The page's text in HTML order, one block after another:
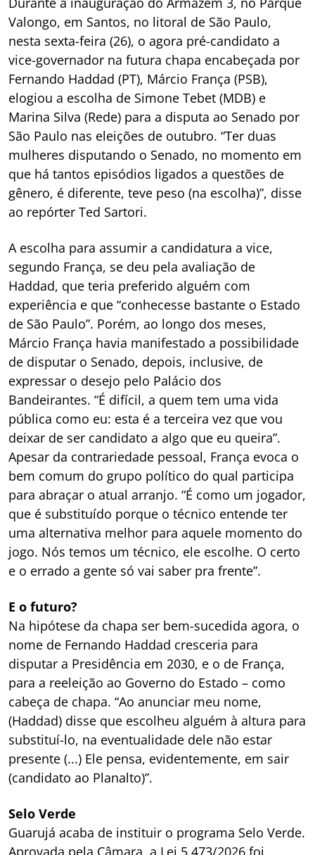
Valongo, em Santos, no litoral de São Paulo,
nesta sexta-feira (26), o agora pré-candidato a
vice-governador na futura chapa encabeçada por
Fernando Haddad (PT), Márcio França (PSB),
elogiou a escolha de Simone Tebet (MDB) e
Marina Silva (Rede) para a disputa ao Senado por
São Paulo nas eleições de outubro. “Ter duas
mulheres disputando o Senado, no momento em
que há tantos episódios ligados a questões de
gênero, é diferente, teve peso (na escolha)”, disse
ao repórter Ted Sartori.
A escolha para assumir a candidatura a vice,
segundo França, se deu pela avaliação de
Haddad, que teria preferido alguém com
experiência e que “conhecesse bastante o Estado
de São Paulo”. Porém, ao longo dos meses,
Márcio França havia manifestado a possibilidade
de disputar o Senado, depois, inclusive, de
expressar o desejo pelo Palácio dos
Bandeirantes. “É difícil, a quem tem uma vida
pública como eu: esta é a terceira vez que vou
deixar de ser candidato a algo que eu queira”.
Apesar da contrariedade pessoal, França evoca o
bem comum do grupo político do qual participa
para abraçar o atual arranjo. “É como um jogador,
que é substituído porque o técnico entende ter
uma alternativa melhor para aquele momento do
jogo. Nós temos um técnico, ele escolhe. O certo
e o errado a gente só vai saber pra frente”.
E o futuro?
Na hipótese da chapa ser bem-sucedida agora, o
nome de Fernando Haddad cresceria para
disputar a Presidência em 2030, e o de França,
para a reeleição ao Governo do Estado – como
cabeça de chapa. “Ao anunciar meu nome,
(Haddad) disse que escolheu alguém à altura para
substituí-lo, na eventualidade dele não estar
presente (...) Ele pensa, evidentemente, em sair
(candidato ao Planalto)”.
Selo Verde
Guarujá acaba de instituir o programa Selo Verde.
Aprovada pela Câmara, a Lei 5.473/2026 foi